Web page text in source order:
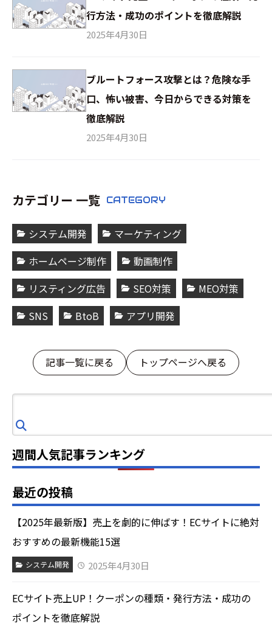
行方法・成功のポイントを徹底解説
2025年4月30日
ブルートフォース攻撃とは？危険な手
口、怖い被害、今日からできる対策を
徹底解説
2025年4月30日
カテゴリー 一覧 CATEGORY
システム開発
マーケティング
ホームページ制作
動画制作
リスティング広告
SEO対策
MEO対策
SNS
BtoB アプリ開発
記事一覧に戻る トップページへ戻る
索
週間人気記事ランキング
最近の投稿
【2025年最新版】売上を劇的に伸ばす！ECサイトに絶対
おすすめの最新機能15選
システム開発 2025年4月30日
ECサイト売上UP！クーポンの種類・発行方法・成功の
ポイントを徹底解説